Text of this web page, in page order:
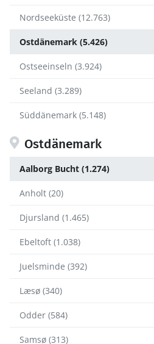
Nordseeküste (12.763)
Ostdänemark (5.426)
Ostseeinseln (3.924)
Seeland (3.289)
Süddänemark (5.148)
Ostdänemark
Aalborg Bucht (1.274)
Anholt (20)
Djursland (1.465)
Ebeltoft (1.038)
Juelsminde (392)
Læsø (340)
Odder (584)
Samsø (313)